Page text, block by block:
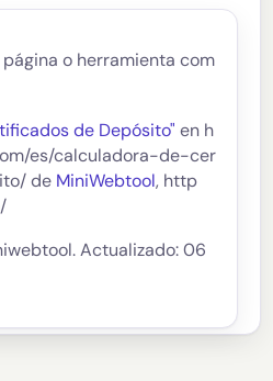
o herramienta com
de Depósito" en h
es/calculadora-de-cer
de MiniWebtool, http
Actualizado: 06